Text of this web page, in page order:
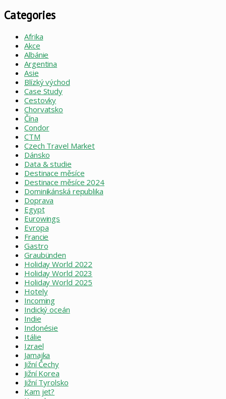
Categories
Afrika
Akce
Albánie
Argentina
Asie
Blízký východ
Case Study
Cestovky
Chorvatsko
Čína
Condor
CTM
Czech Travel Market
Dánsko
Data & studie
Destinace měsíce
Destinace měsíce 2024
Dominikánská republika
Doprava
Egypt
Eurowings
Evropa
Francie
Gastro
Graubünden
Holiday World 2022
Holiday World 2023
Holiday World 2025
Hotely
Incoming
Indický oceán
Indie
Indonésie
Itálie
Izrael
Jamajka
Jižní Čechy
Jižní Korea
Jižní Tyrolsko
Kam jet?